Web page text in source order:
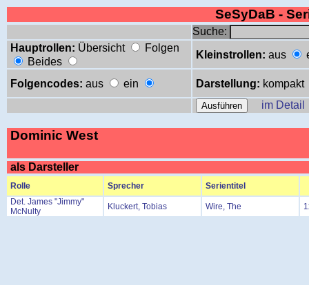
SeSyDaB -
Suche:
Hauptrollen: Übersicht
Folgen
Beides
Kleinstrollen: aus
Folgencodes: aus ein Darstellung: kompakt
im Detail
Dominic West
als Darsteller
Rolle Sprecher
Serientitel
Det. James "Jimmy"
McNulty
Kluckert, Tobias Wire, The